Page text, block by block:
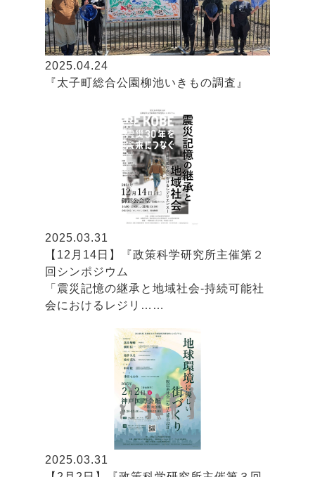
2025.04.24
『太子町総合公園柳池いきもの調査』
2025.03.31
【12月14日】『政策科学研究所主催第２
回シンポジウム
「震災記憶の継承と地域社会-持続可能社
会におけるレジリ……
2025.03.31